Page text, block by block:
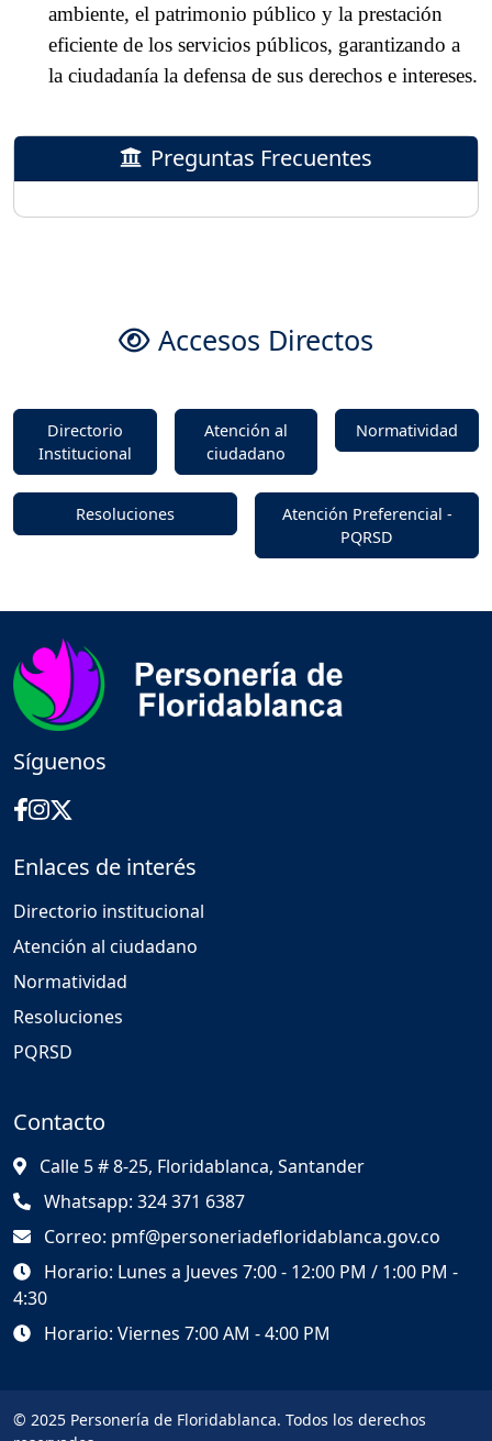
ambiente, el patrimonio público y la prestación
eficiente de los servicios públicos, garantizando a
la ciudadanía la defensa de sus derechos e intereses.
Preguntas Frecuentes
Accesos Directos
Directorio
Institucional
Atención al
ciudadano
Normatividad
Resoluciones
Atención Preferencial -
PQRSD
Síguenos
Enlaces de interés
Directorio institucional
Atención al ciudadano
Normatividad
Resoluciones
PQRSD
Contacto
Calle 5 # 8-25, Floridablanca, Santander
Whatsapp: 324 371 6387
Correo: pmf@personeriadefloridablanca.gov.co
Horario: Lunes a Jueves 7:00 - 12:00 PM / 1:00 PM -
4:30
Horario: Viernes 7:00 AM - 4:00 PM
© 2025 Personería de Floridablanca. Todos los derechos